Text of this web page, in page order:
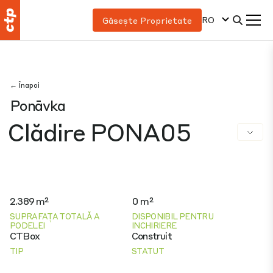
Găsește Proprietate RO
← Înapoi
Ponāvka
Clădire PONA05
2.389 m²
SUPRAFAȚA TOTALĂ A
PODELEI
0 m²
DISPONIBIL PENTRU
INCHIRIERE
CTBox
TIP
Construit
STATUT